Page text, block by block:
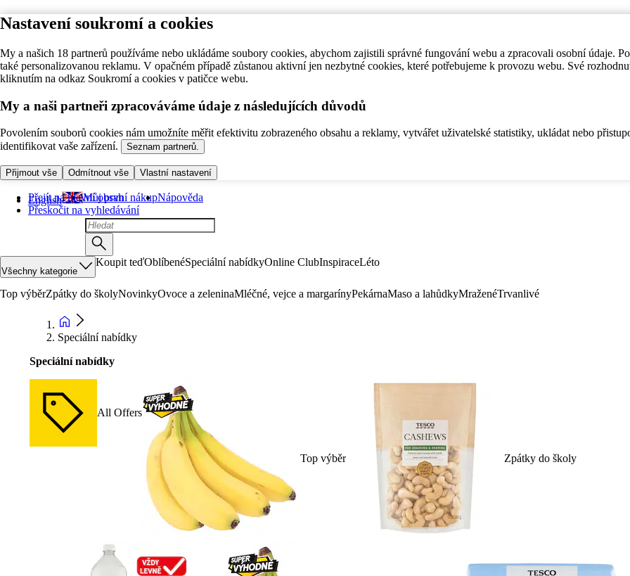
Nastavení soukromí a cookies
My a našich 18 partnerů používáme nebo ukládáme soubory cookies, abychom zajistili správné fungování webu a zpracovali osobní údaje.
také personalizovanou reklamu. V opačném případě zůstanou aktivní jen nezbytné cookies, které potřebujeme k provozu webu. Své
kliknutím na odkaz Soukromí a cookies v patičce webu.
My a naši partneři zpracováváme údaje z následujících důvodů
Povolením souborů cookies nám umožníte měřit efektivitu zobrazeného obsahu a reklamy, vytvářet uživatelské statistiky, ukládat nebo
identifikovat vaše zařízení.
Seznam partnerů.
Přijmout vše Odmítnout vše Vlastní nastavení
Přejít na hlavní obsah
Přeskočit na vyhledávání
English Můj první nákupNápověda
Všechny kategorie
Koupit teďOblíbenéSpeciální nabídkyOnline ClubInspiraceLéto
Top výběrZpátky do školyNovinkyOvoce a zeleninaMléčné, vejce a margarínyPekárnaMaso a lahůdkyMraženéTrvanlivé
Speciální nabídky
Speciální nabídky
All Offers
Top výběr Zpátky do školy